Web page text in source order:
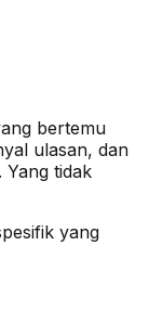
bertemu
ulasan, dan
tidak
yang